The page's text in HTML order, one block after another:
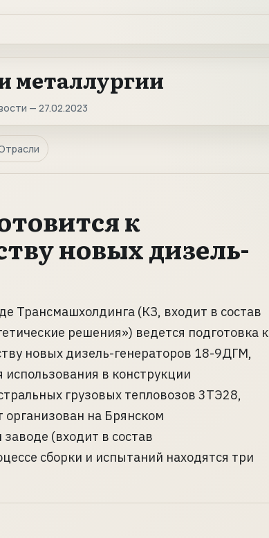
металлургии
— 27.02.2023
к
новых дизель-
Трансмашхолдинга (КЗ, входит в состав
решения») ведется подготовка к
новых дизель-генераторов 18-9ДГМ,
в конструкции
грузовых тепловозов 3ТЭ28,
организован на Брянском
(входит в состав
сборки и испытаний находятся три